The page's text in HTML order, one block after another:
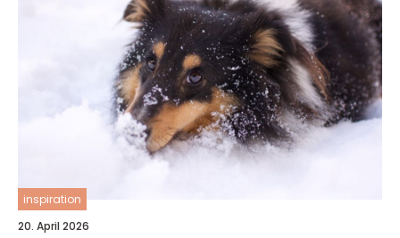
inspiration
20. April 2026